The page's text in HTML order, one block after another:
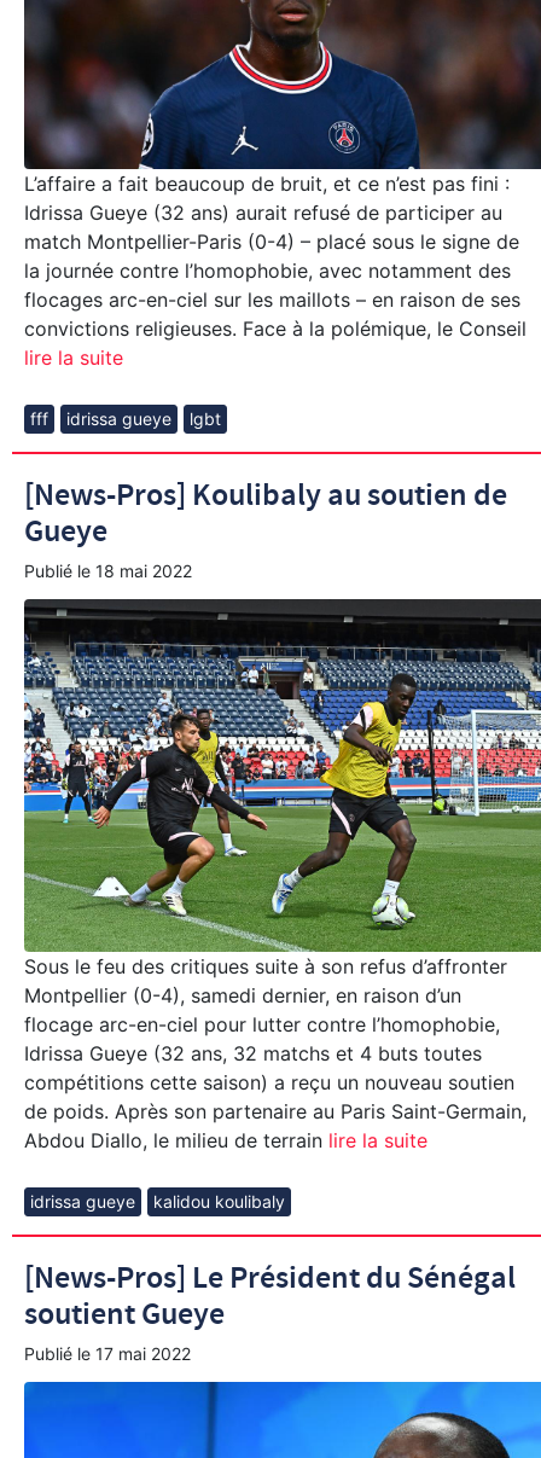
L’affaire a fait beaucoup de bruit, et ce n’est pas fini :
Idrissa Gueye (32 ans) aurait refusé de participer au
match Montpellier-Paris (0-4) – placé sous le signe de
la journée contre l’homophobie, avec notamment des
flocages arc-en-ciel sur les maillots – en raison de ses
convictions religieuses. Face à la polémique, le Conseil
lire la suite
fff idrissa gueye lgbt
[News-Pros] Koulibaly au soutien de
Gueye
Publié le 18 mai 2022
Sous le feu des critiques suite à son refus d’affronter
Montpellier (0-4), samedi dernier, en raison d’un
flocage arc-en-ciel pour lutter contre l’homophobie,
Idrissa Gueye (32 ans, 32 matchs et 4 buts toutes
compétitions cette saison) a reçu un nouveau soutien
de poids. Après son partenaire au Paris Saint-Germain,
Abdou Diallo, le milieu de terrain lire la suite
idrissa gueye kalidou koulibaly
[News-Pros] Le Président du Sénégal
soutient Gueye
Publié le 17 mai 2022